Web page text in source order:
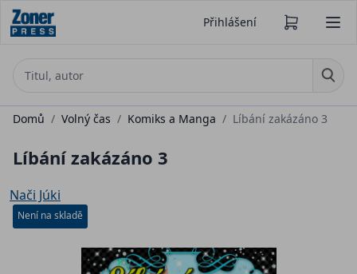
Přihlášení
Domů / Volný čas / Komiks a Manga / Líbání zakázáno 3
Líbání zakázáno 3
Nači Júki
Není na skladě